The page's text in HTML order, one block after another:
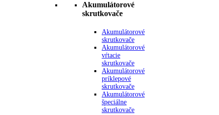
Akumulátorové
skrutkovače
Akumulátorové
skrutkovače
Akumulátorové
vŕtacie
skrutkovače
Akumulátorové
príklepové
skrutkovače
Akumulátorové
špeciálne
skrutkovače